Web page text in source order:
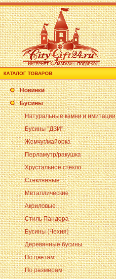
КАТАЛОГ ТОВАРОВ
Новинки
Бусины
Натуральные камни и имитации
Бусины "ДЗИ"
Жемчуг/майорка
Перламутр/ракушка
Хрустальное стекло
Стеклянные
Металлические
Акриловые
Стиль Пандора
Бусины (Чехия)
Деревянные бусины
По цветам
По размерам